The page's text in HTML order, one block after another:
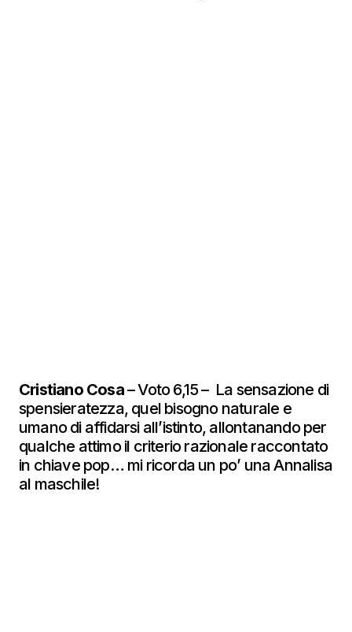
Cristiano Cosa– Voto 6,15 – La sensazione di
spensieratezza, quel bisogno naturale e
umano di affidarsi all’istinto, allontanando per
qualche attimo il criterio razionale raccontato
in chiave pop… mi ricorda un po’ una Annalisa
al maschile!